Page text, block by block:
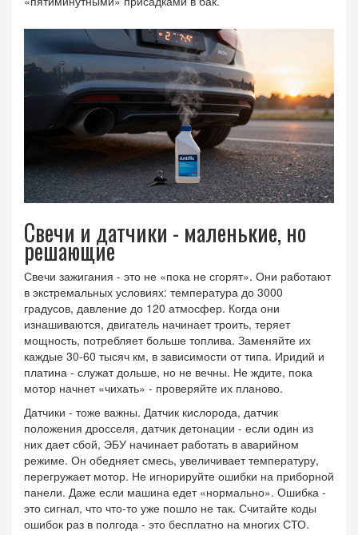
Свечи и датчики - маленькие, но
решающие
Свечи зажигания - это не «пока не сгорят». Они работают
в экстремальных условиях: температура до 3000
градусов, давление до 120 атмосфер. Когда они
изнашиваются, двигатель начинает троить, теряет
мощность, потребляет больше топлива. Заменяйте их
каждые 30-60 тысяч км, в зависимости от типа. Иридий и
платина - служат дольше, но не вечны. Не ждите, пока
мотор начнет «чихать» - проверяйте их планово.
Датчики - тоже важны. Датчик кислорода, датчик
положения дросселя, датчик детонации - если один из
них дает сбой, ЭБУ начинает работать в аварийном
режиме. Он обедняет смесь, увеличивает температуру,
перегружает мотор. Не игнорируйте ошибки на приборной
панели. Даже если машина едет «нормально». Ошибка -
это сигнал, что что-то уже пошло не так. Считайте коды
ошибок раз в полгода - это бесплатно на многих СТО.